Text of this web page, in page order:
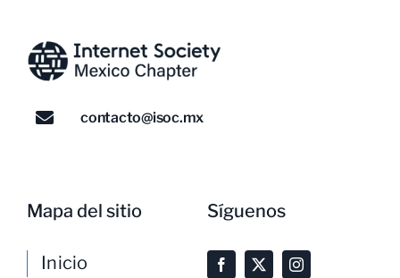
contacto@isoc.mx
Mapa del sitio
Inicio
Síguenos